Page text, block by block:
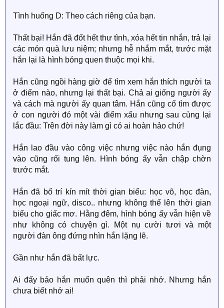
Tình huống D: Theo cách riêng của bạn.
Thất bại! Hắn đã đốt hết thư tình, xóa hết tin nhắn, trả lại
các món quà lưu niệm; nhưng hễ nhắm mắt, trước mặt
hắn lại là hình bóng quen thuộc mọi khi.
Hắn cũng ngồi hàng giờ để tìm xem hắn thích người ta
ở điểm nào, nhưng lại thất bại. Chả ai giống người ấy
và cách mà người ấy quan tâm. Hắn cũng cố tìm được
ở con người đó một vài điểm xấu nhưng sau cùng lại
lắc đầu: Trên đời này làm gì có ai hoàn hảo chứ!
Hắn lao đầu vào công việc nhưng việc nào hắn đụng
vào cũng rối tung lên. Hình bóng ấy vẫn chập chờn
trước mắt.
Hắn đã bố trí kín mít thời gian biểu: học võ, học đàn,
học ngoại ngữ, disco.. nhưng không thể lên thời gian
biểu cho giấc mơ. Hằng đêm, hình bóng ấy vẫn hiện về
như không có chuyện gì. Một nụ cười tươi và một
người đàn ông đứng nhìn hắn lặng lẽ.
Gần như hắn đã bất lực.
Ai đấy bảo hắn muốn quên thì phải nhớ. Nhưng hắn
chưa biết nhớ ai!